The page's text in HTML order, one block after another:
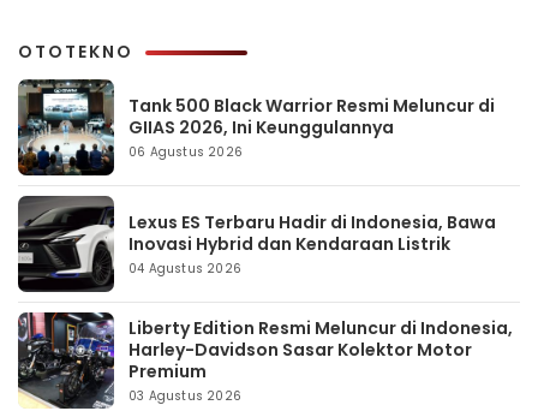
OTOTEKNO
Tank 500 Black Warrior Resmi Meluncur di
GIIAS 2026, Ini Keunggulannya
06 Agustus 2026
Lexus ES Terbaru Hadir di Indonesia, Bawa
Inovasi Hybrid dan Kendaraan Listrik
04 Agustus 2026
Liberty Edition Resmi Meluncur di Indonesia,
Harley-Davidson Sasar Kolektor Motor
Premium
03 Agustus 2026